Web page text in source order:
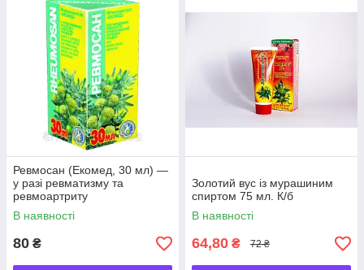
Ревмосан (Екомед, 30 мл) —
у разі ревматизму та
ревмоартриту
В наявності
80 ₴
Золотий вус із мурашиним
спиртом 75 мл. К/б
В наявності
64,80 ₴ 72 ₴